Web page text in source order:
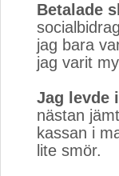
Betalade
jag bara
jag varit
Jag levde
nästan
kassan i
lite smör.